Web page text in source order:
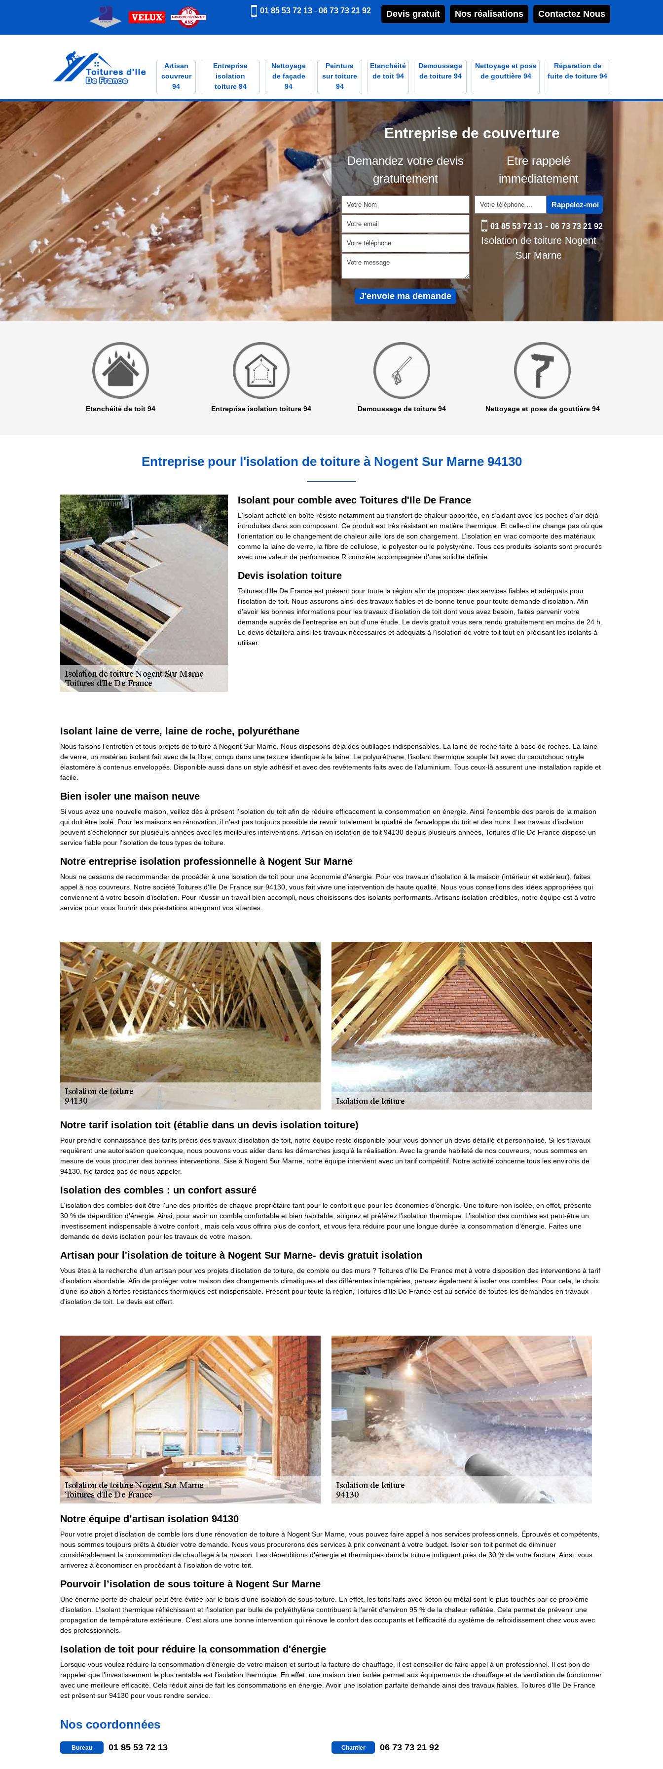
Devis gratuit Nos réalisations Contactez Nous
01 85 53 72 13 - 06 73 73 21 92
Artisan
couvreur
94
Entreprise
isolation
toiture 94
Nettoyage
de façade
94
Peinture
sur toiture
94
Etanchéité
de toit 94
Demoussage
de toiture 94
Nettoyage et pose
de gouttière 94
Réparation de
fuite de toiture 94
Entreprise de couverture
Demandez votre devis
gratuitement
Etre rappelé
immediatement
01 85 53 72 13- 06 73 73 21 92
Isolation de toiture Nogent
Sur Marne
Etanchéité de toit 94 Entreprise isolation toiture 94 Demoussage de toiture 94 Nettoyage et pose de gouttière 94
Entreprise pour l'isolation de toiture à Nogent Sur Marne 94130
Isolant pour comble avec Toitures d'Ile De France
L'isolant acheté en boîte résiste notamment au transfert de chaleur apportée, en s’aidant avec les poches d'air déjà
introduites dans son composant. Ce produit est très résistant en matière thermique. Et celle-ci ne change pas où que
l’orientation ou le changement de chaleur aille lors de son chargement. L’isolation en vrac comporte des matériaux
comme la laine de verre, la fibre de cellulose, le polyester ou le polystyrène. Tous ces produits isolants sont procurés
avec une valeur de performance R concrète accompagnée d’une solidité définie.
Devis isolation toiture
Toitures d'Ile De France est présent pour toute la région afin de proposer des services fiables et adéquats pour
l'isolation de toit. Nous assurons ainsi des travaux fiables et de bonne tenue pour toute demande d'isolation. Afin
d'avoir les bonnes informations pour les travaux d'isolation de toit dont vous avez besoin, faites parvenir votre
demande auprès de l'entreprise en but d'une étude. Le devis gratuit vous sera rendu gratuitement en moins de 24 h.
Le devis détaillera ainsi les travaux nécessaires et adéquats à l'isolation de votre toit tout en précisant les isolants à
utiliser.
Isolant laine de verre, laine de roche, polyuréthane
Nous faisons l’entretien et tous projets de toiture à Nogent Sur Marne. Nous disposons déjà des outillages indispensables. La laine de roche faite à base de roches. La laine
de verre, un matériau isolant fait avec de la fibre, conçu dans une texture identique à la laine. Le polyuréthane, l’isolant thermique souple fait avec du caoutchouc nitryle
élastomère à contenus enveloppés. Disponible aussi dans un style adhésif et avec des revêtements faits avec de l’aluminium. Tous ceux-là assurent une installation rapide et
facile.
Bien isoler une maison neuve
Si vous avez une nouvelle maison, veillez dès à présent l'isolation du toit afin de réduire efficacement la consommation en énergie. Ainsi l'ensemble des parois de la maison
qui doit être isolé. Pour les maisons en rénovation, il n’est pas toujours possible de revoir totalement la qualité de l’enveloppe du toit et des murs. Les travaux d’isolation
peuvent s’échelonner sur plusieurs années avec les meilleures interventions. Artisan en isolation de toit 94130 depuis plusieurs années, Toitures d'Ile De France dispose un
service fiable pour l'isolation de tous types de toiture.
Notre entreprise isolation professionnelle à Nogent Sur Marne
Nous ne cessons de recommander de procéder à une isolation de toit pour une économie d'énergie. Pour vos travaux d'isolation à la maison (intérieur et extérieur), faites
appel à nos couvreurs. Notre société Toitures d'Ile De France sur 94130, vous fait vivre une intervention de haute qualité. Nous vous conseillons des idées appropriées qui
conviennent à votre besoin d'isolation. Pour réussir un travail bien accompli, nous choisissons des isolants performants. Artisans isolation crédibles, notre équipe est à votre
service pour vous fournir des prestations atteignant vos attentes.
Notre tarif isolation toit (établie dans un devis isolation toiture)
Pour prendre connaissance des tarifs précis des travaux d’isolation de toit, notre équipe reste disponible pour vous donner un devis détaillé et personnalisé. Si les travaux
requièrent une autorisation quelconque, nous pouvons vous aider dans les démarches jusqu’à la réalisation. Avec la grande habileté de nos couvreurs, nous sommes en
mesure de vous procurer des bonnes interventions. Sise à Nogent Sur Marne, notre équipe intervient avec un tarif compétitif. Notre activité concerne tous les environs de
94130. Ne tardez pas de nous appeler.
Isolation des combles : un confort assuré
L'isolation des combles doit être l'une des priorités de chaque propriétaire tant pour le confort que pour les économies d’énergie. Une toiture non isolée, en effet, présente
30 % de déperdition d'énergie. Ainsi, pour avoir un comble confortable et bien habitable, soignez et préférez l'isolation thermique. L’isolation des combles est peut-être un
investissement indispensable à votre confort , mais cela vous offrira plus de confort, et vous fera réduire pour une longue durée la consommation d'énergie. Faites une
demande de devis isolation pour les travaux de votre maison.
Artisan pour l'isolation de toiture à Nogent Sur Marne- devis gratuit isolation
Vous êtes à la recherche d'un artisan pour vos projets d'isolation de toiture, de comble ou des murs ? Toitures d'Ile De France met à votre disposition des interventions à tarif
d'isolation abordable. Afin de protéger votre maison des changements climatiques et des différentes intempéries, pensez également à isoler vos combles. Pour cela, le choix
d’une isolation à fortes résistances thermiques est indispensable. Présent pour toute la région, Toitures d'Ile De France est au service de toutes les demandes en travaux
d'isolation de toit. Le devis est offert.
Notre équipe d’artisan isolation 94130
Pour votre projet d’isolation de comble lors d’une rénovation de toiture à Nogent Sur Marne, vous pouvez faire appel à nos services professionnels. Éprouvés et compétents,
nous sommes toujours prêts à étudier votre demande. Nous vous procurerons des services à prix convenant à votre budget. Isoler son toit permet de diminuer
considérablement la consommation de chauffage à la maison. Les déperditions d’énergie et thermiques dans la toiture indiquent près de 30 % de votre facture. Ainsi, vous
arriverez à économiser en procédant à l’isolation de votre toit.
Pourvoir l’isolation de sous toiture à Nogent Sur Marne
Une énorme perte de chaleur peut être évitée par le biais d’une isolation de sous-toiture. En effet, les toits faits avec béton ou métal sont le plus touchés par ce problème
d’isolation. L’isolant thermique réfléchissant et l'isolation par bulle de polyéthylène contribuent à l’arrêt d’environ 95 % de la chaleur reflétée. Cela permet de prévenir une
propagation de température extérieure. C'est alors une bonne intervention qui rénove le confort des occupants et l'efficacité du système de refroidissement chez vous avec
des professionnels.
Isolation de toit pour réduire la consommation d'énergie
Lorsque vous voulez réduire la consommation d’énergie de votre maison et surtout la facture de chauffage, il est conseiller de faire appel à un professionnel. Il est bon de
rappeler que l’investissement le plus rentable est l’isolation thermique. En effet, une maison bien isolée permet aux équipements de chauffage et de ventilation de fonctionner
avec une meilleure efficacité. Cela réduit ainsi de fait les consommations en énergie. Avoir une isolation parfaite demande ainsi des travaux fiables. Toitures d'Ile De France
est présent sur 94130 pour vous rendre service.
Nos coordonnées
Bureau 01 85 53 72 13 Chantier 06 73 73 21 92